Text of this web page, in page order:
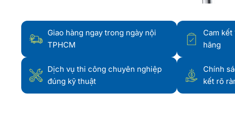
Giao hàng ngay trong ngày nội
TPHCM
Cam kết
hãng
Dịch vụ thi công chuyên nghiệp
đúng kỹ thuật
Chính
kết rõ